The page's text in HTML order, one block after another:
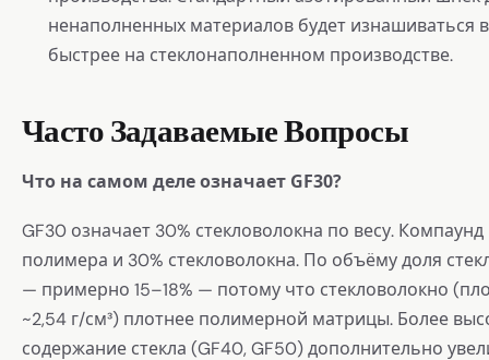
ненаполненных материалов будет изнашиваться
быстрее на стеклонаполненном производстве.
Часто Задаваемые Вопросы
Что на самом деле означает GF30?
GF30 означает 30% стекловолокна по весу. Компаунд
полимера и 30% стекловолокна. По объёму доля
— примерно 15–18% — потому что стекловолокно
~2,54 г/см³) плотнее полимерной матрицы. Более
содержание стекла (GF40, GF50) дополнительно